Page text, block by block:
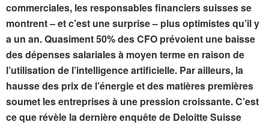
commerciales, les responsables financiers suisses se
montrent – et c’est une surprise – plus optimistes qu’il y
a un an. Quasiment 50% des CFO prévoient une baisse
des dépenses salariales à moyen terme en raison de
l’utilisation de l’intelligence artificielle. Par ailleurs, la
hausse des prix de l’énergie et des matières premières
soumet les entreprises à une pression croissante. C’est
ce que révèle la dernière enquête de Deloitte Suisse